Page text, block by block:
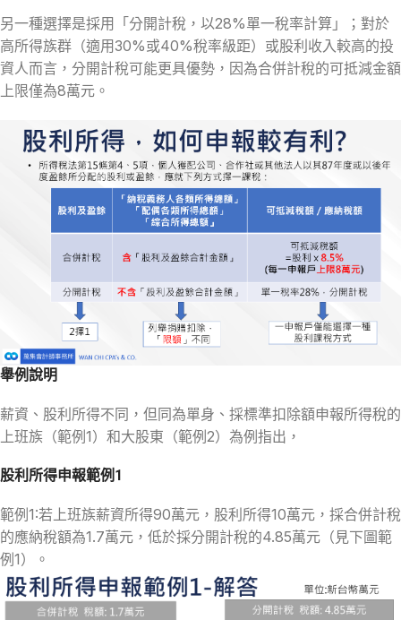
另一種選擇是採用「分開計稅，以28%單一稅率計算」；對於
高所得族群（適用30%或40%稅率級距）或股利收入較高的投
資人而言，分開計稅可能更具優勢，因為合併計稅的可抵減金額
上限僅為8萬元。
舉例說明
薪資、股利所得不同，但同為單身、採標準扣除額申報所得稅的
上班族（範例1）和大股東（範例2）為例指出，
股利所得申報範例1
範例1:若上班族薪資所得90萬元，股利所得10萬元，採合併計稅
的應納稅額為1.7萬元，低於採分開計稅的4.85萬元（見下圖範
例1）。